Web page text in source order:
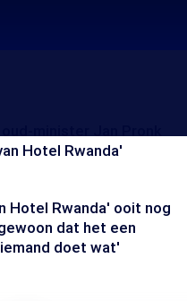
Hotel Rwanda'
Hotel Rwanda' ooit nog
dat het een
doet wat'